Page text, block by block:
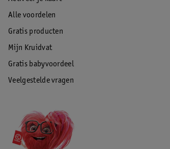
Alle voordelen
Gratis producten
Mijn Kruidvat
Gratis babyvoordeel
Veelgestelde vragen